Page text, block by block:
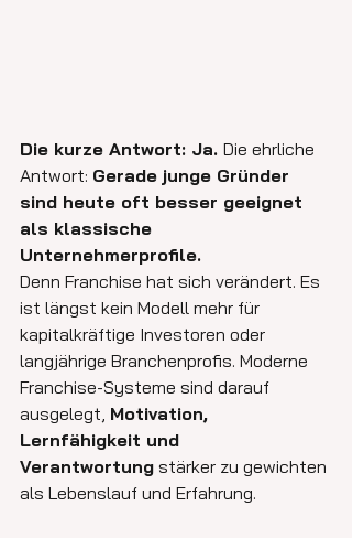
Die kurze Antwort: Ja. Die ehrliche
Antwort: Gerade junge Gründer
sind heute oft besser geeignet
als klassische
Unternehmerprofile.
Denn Franchise hat sich verändert. Es
ist längst kein Modell mehr für
kapitalkräftige Investoren oder
langjährige Branchenprofis. Moderne
Franchise-Systeme sind darauf
ausgelegt, Motivation,
Lernfähigkeit und
Verantwortung stärker zu gewichten
als Lebenslauf und Erfahrung.